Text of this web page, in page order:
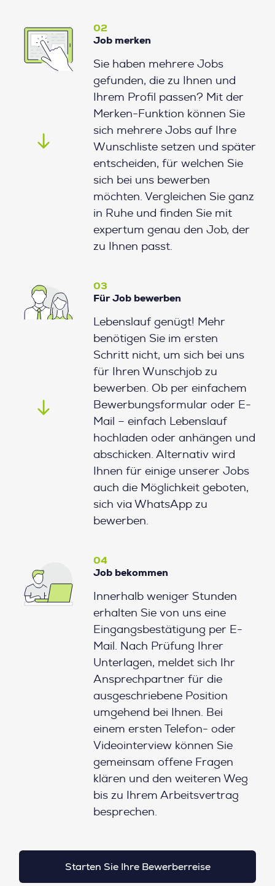
02
Job merken
Sie haben mehrere Jobs
gefunden, die zu Ihnen und
Ihrem Profil passen? Mit der
Merken-Funktion können Sie
sich mehrere Jobs auf Ihre
Wunschliste setzen und später
entscheiden, für welchen Sie
sich bei uns bewerben
möchten. Vergleichen Sie ganz
in Ruhe und finden Sie mit
expertum genau den Job, der
zu Ihnen passt.
03
Für Job bewerben
Lebenslauf genügt! Mehr
benötigen Sie im ersten
Schritt nicht, um sich bei uns
für Ihren Wunschjob zu
bewerben. Ob per einfachem
Bewerbungsformular oder E-
Mail – einfach Lebenslauf
hochladen oder anhängen und
abschicken. Alternativ wird
Ihnen für einige unserer Jobs
auch die Möglichkeit geboten,
sich via WhatsApp zu
bewerben.
04
Job bekommen
Innerhalb weniger Stunden
erhalten Sie von uns eine
Eingangsbestätigung per E-
Mail. Nach Prüfung Ihrer
Unterlagen, meldet sich Ihr
Ansprechpartner für die
ausgeschriebene Position
umgehend bei Ihnen. Bei
einem ersten Telefon- oder
Videointerview können Sie
gemeinsam offene Fragen
klären und den weiteren Weg
bis zu Ihrem Arbeitsvertrag
besprechen.
Starten Sie Ihre Bewerberreise